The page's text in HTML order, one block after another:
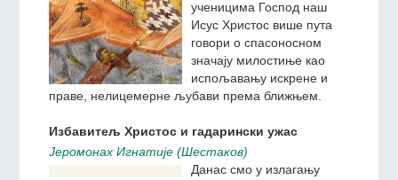
благодат, и да то није оно
због чега треба да се делимо, да једни другима
завидимо, већ напротив, то све нас треба да
обједињује у јединству духа и савезу мира.
Никола милостиви
У разговорима са Својим
ученицима Господ наш
Исус Христос више пута